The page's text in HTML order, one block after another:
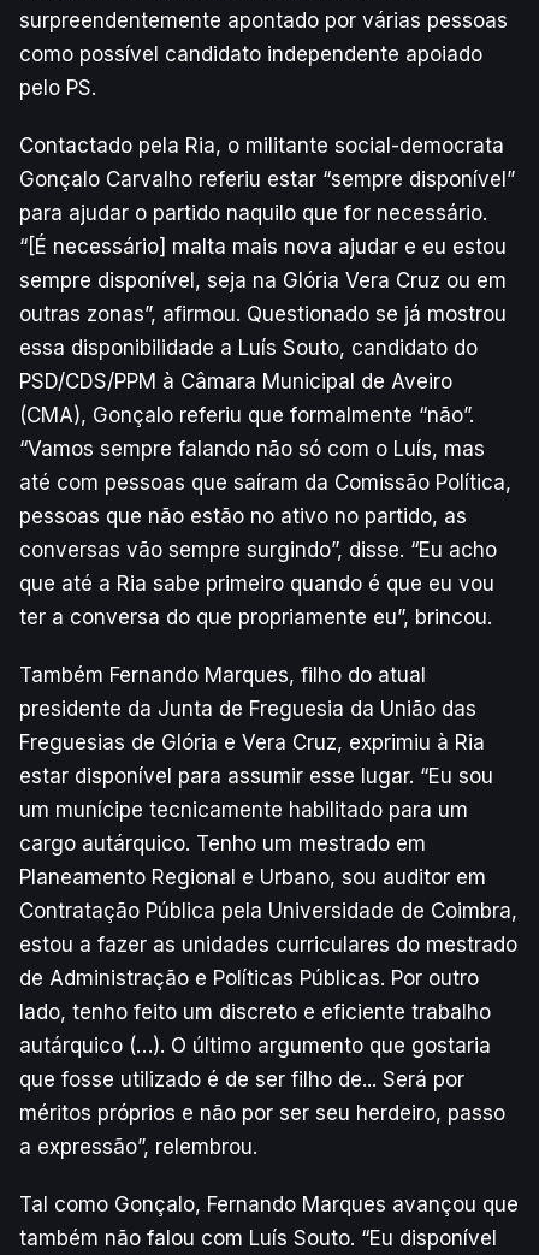
surpreendentemente apontado por várias pessoas
como possível candidato independente apoiado
pelo PS.
Contactado pela Ria, o militante social-democrata
Gonçalo Carvalho referiu estar “sempre disponível”
para ajudar o partido naquilo que for necessário.
“[É necessário] malta mais nova ajudar e eu estou
sempre disponível, seja na Glória Vera Cruz ou em
outras zonas”, afirmou. Questionado se já mostrou
essa disponibilidade a Luís Souto, candidato do
PSD/CDS/PPM à Câmara Municipal de Aveiro
(CMA), Gonçalo referiu que formalmente “não”.
“Vamos sempre falando não só com o Luís, mas
até com pessoas que saíram da Comissão Política,
pessoas que não estão no ativo no partido, as
conversas vão sempre surgindo”, disse. “Eu acho
que até a Ria sabe primeiro quando é que eu vou
ter a conversa do que propriamente eu”, brincou.
Também Fernando Marques, filho do atual
presidente da Junta de Freguesia da União das
Freguesias de Glória e Vera Cruz, exprimiu à Ria
estar disponível para assumir esse lugar. “Eu sou
um munícipe tecnicamente habilitado para um
cargo autárquico. Tenho um mestrado em
Planeamento Regional e Urbano, sou auditor em
Contratação Pública pela Universidade de Coimbra,
estou a fazer as unidades curriculares do mestrado
de Administração e Políticas Públicas. Por outro
lado, tenho feito um discreto e eficiente trabalho
autárquico (…). O último argumento que gostaria
que fosse utilizado é de ser filho de... Será por
méritos próprios e não por ser seu herdeiro, passo
a expressão”, relembrou.
Tal como Gonçalo, Fernando Marques avançou que
também não falou com Luís Souto. “Eu disponível